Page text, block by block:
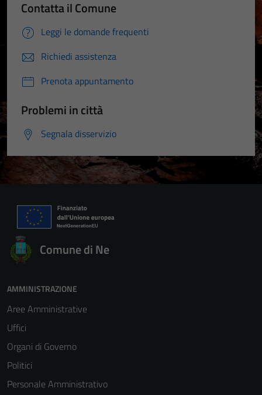
Contatta il Comune
Leggi le domande frequenti
Richiedi assistenza
Prenota appuntamento
Problemi in città
Segnala disservizio
Comune di Ne
AMMINISTRAZIONE
Aree Amministrative
Uffici
Organi di Governo
Politici
Personale Amministrativo